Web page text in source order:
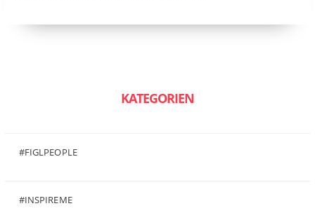
KATEGORIEN
#FIGLPEOPLE
#INSPIREME